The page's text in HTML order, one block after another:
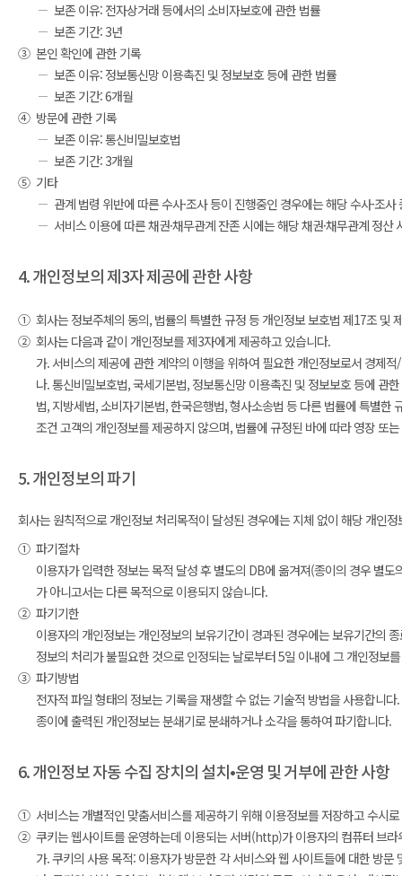
보존 이유: 전자상거래 등에서의 소비자보호에 관한 법률
보존 기간: 3년
③ 본인 확인에 관한 기록
보존 이유: 정보통신망 이용촉진 및 정보보호 등에 관한 법률
보존 기간: 6개월
④ 방문에 관한 기록
보존 이유: 통신비밀보호법
보존 기간: 3개월
⑤ 기타
관계 법령 위반에 따른 수사·조사 등이 진행중인 경우에는 해당 수사·조사
서비스 이용에 따른 채권·채무관계 잔존 시에는 해당 채권·채무관계 정산
4. 개인정보의 제3자 제공에 관한 사항
① 회사는 정보주체의 동의, 법률의 특별한 규정 등 개인정보 보호법 제17조 및
② 회사는 다음과 같이 개인정보를 제3자에게 제공하고 있습니다.
가. 서비스의 제공에 관한 계약의 이행을 위하여 필요한 개인정보로서 경제
나. 통신비밀보호법, 국세기본법, 정보통신망 이용촉진 및 정보보호 등에 관
법, 지방세법, 소비자기본법, 한국은행법, 형사소송법 등 다른 법률에 특별
조건 고객의 개인정보를 제공하지 않으며, 법률에 규정된 바에 따라 영장 또
5. 개인정보의 파기
회사는 원칙적으로 개인정보 처리목적이 달성된 경우에는 지체 없이 해당 개인
① 파기절차
이용자가 입력한 정보는 목적 달성 후 별도의 DB에 옮겨져(종이의 경우 별
가 아니고서는 다른 목적으로 이용되지 않습니다.
② 파기기한
이용자의 개인정보는 개인정보의 보유기간이 경과된 경우에는 보유기간의
정보의 처리가 불필요한 것으로 인정되는 날로부터 5일 이내에 그 개인정보
③ 파기방법
전자적 파일 형태의 정보는 기록을 재생할 수 없는 기술적 방법을 사용합니다.
종이에 출력된 개인정보는 분쇄기로 분쇄하거나 소각을 통하여 파기합니다.
6. 개인정보 자동 수집 장치의 설치•운영 및 거부에 관한 사항
① 서비스는 개별적인 맞춤서비스를 제공하기 위해 이용정보를 저장하고 수시
② 쿠키는 웹사이트를 운영하는데 이용되는 서버(http)가 이용자의 컴퓨터 브
가. 쿠키의 사용 목적: 이용자가 방문한 각 서비스와 웹 사이트들에 대한 방